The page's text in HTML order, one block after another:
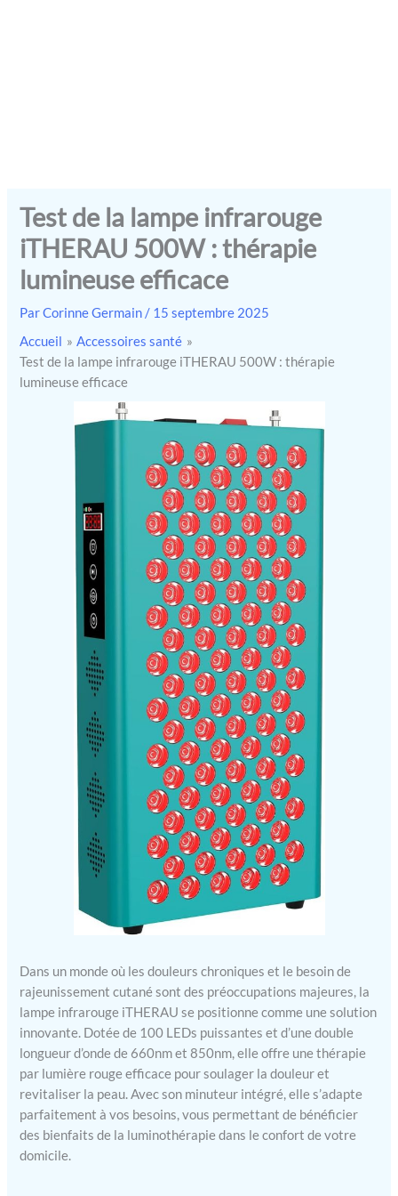
Test de la lampe infrarouge
iTHERAU 500W : thérapie
lumineuse efficace
ParCorinne Germain / 15 septembre 2025
Accueil
Accessoires santé
Test de la lampe infrarouge iTHERAU 500W : thérapie
lumineuse efficace
Dans un monde où les douleurs chroniques et le besoin de
rajeunissement cutané sont des préoccupations majeures, la
lampe infrarouge iTHERAU se positionne comme une solution
innovante. Dotée de 100 LEDs puissantes et d’une double
longueur d’onde de 660nm et 850nm, elle offre une thérapie
par lumière rouge efficace pour soulager la douleur et
revitaliser la peau. Avec son minuteur intégré, elle s’adapte
parfaitement à vos besoins, vous permettant de bénéficier
des bienfaits de la luminothérapie dans le confort de votre
domicile.